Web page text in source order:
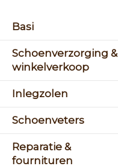
Basi
Schoenverzorging &
winkelverkoop
Inlegzolen
Schoenveters
Reparatie &
fournituren